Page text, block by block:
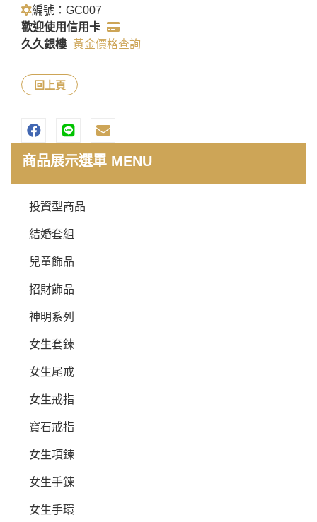
商品展示選單 MENU
投資型商品
結婚套組
兒童飾品
招財飾品
神明系列
女生套鍊
女生尾戒
女生戒指
寶石戒指
女生項鍊
女生手鍊
女生手環
編號：GC007
歡迎使用信用卡
久久銀樓 黃金價格查詢
回上頁